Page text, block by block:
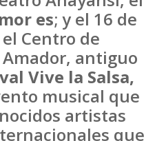
es; y el 16 de
Centro de
antiguo
Vive la Salsa,
musical que
artistas
que